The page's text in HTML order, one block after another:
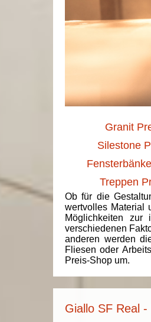
Granit
Silestone
Treppen
Ob für die
wertvolles Material
Möglichkeiten
verschiedenen
anderen werden
Fliesen oder
Preis-Shop um.
Giallo SF Real